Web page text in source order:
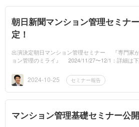
朝日新聞マンション管理セミナ
定！
出演決定朝日マンション管理セミナー 『専門家
ョン管理のミライ』 2024/11/27〜12/1：詳細は下
625562-77a9...
2024-10-25 セミナー報告
マンション管理基礎セミナー公